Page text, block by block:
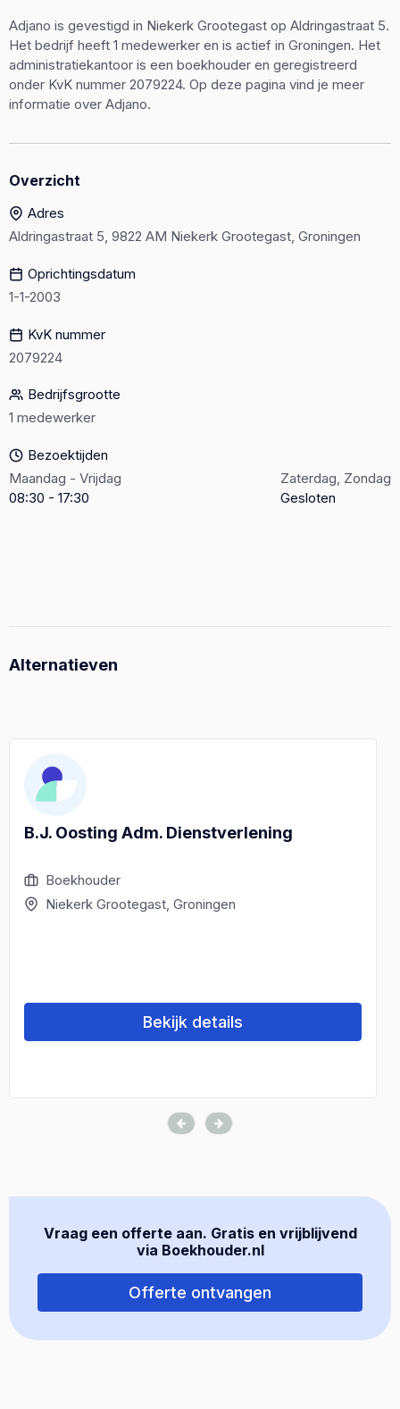
Adjano is gevestigd in Niekerk Grootegast op Aldringastraat 5.
Het bedrijf heeft 1 medewerker en is actief in Groningen. Het
administratiekantoor is een boekhouder en geregistreerd
onder KvK nummer 2079224. Op deze pagina vind je meer
informatie over Adjano.
Overzicht
Adres
Aldringastraat 5, 9822 AM Niekerk Grootegast, Groningen
Oprichtingsdatum
1-1-2003
KvK nummer
2079224
Bedrijfsgrootte
1 medewerker
Bezoektijden
Maandag - Vrijdag
08:30 - 17:30
Zaterdag, Zondag
Gesloten
Alternatieven
B.J. Oosting Adm. Dienstverlening
Boekhouder
Niekerk Grootegast, Groningen
Bekijk details
Vraag een offerte aan. Gratis en vrijblijvend
via Boekhouder.nl
Offerte ontvangen